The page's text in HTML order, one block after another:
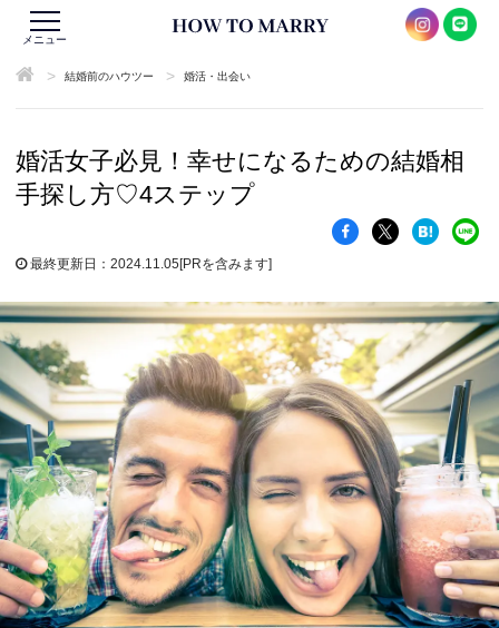
メニュー
> 結婚前のハウツー > 婚活・出会い
婚活女子必見！幸せになるための結婚相
手探し方♡4ステップ
最終更新日：2024.11.05[PRを含みます]